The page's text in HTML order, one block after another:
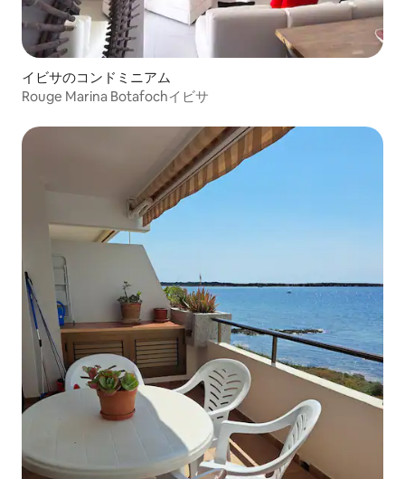
イビサのコンドミニアム
Rouge Marina Botafochイビサ